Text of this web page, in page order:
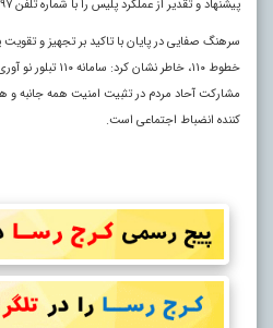
پیشنهاد و تقدیر از عملکرد پلیس را با شماره تلفن ۱۹۷ در میان بگذارند.
خطوط ۱۱۰، خاطر
مشارکت آحاد مردم در تثبیت امنیت همه جانبه
کننده انضباط اجتماعی است.